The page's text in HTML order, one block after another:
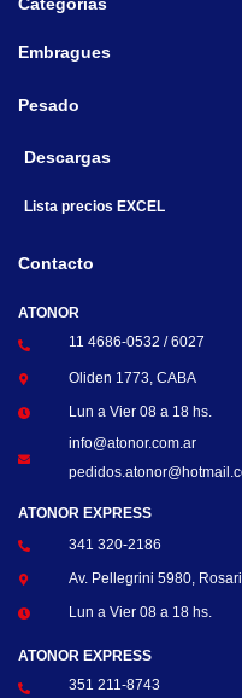
Categorías
Embragues
Pesado
Descargas
Lista precios EXCEL
Contacto
ATONOR
11 4686-0532 / 6027
Oliden 1773, CABA
Lun a Vier 08 a 18 hs.
info@atonor.com.ar
ATONOR EXPRESS
341 320-2186
Av. Pellegrini 5980,
Lun a Vier 08 a 18 hs.
ATONOR EXPRESS
351 211-8743